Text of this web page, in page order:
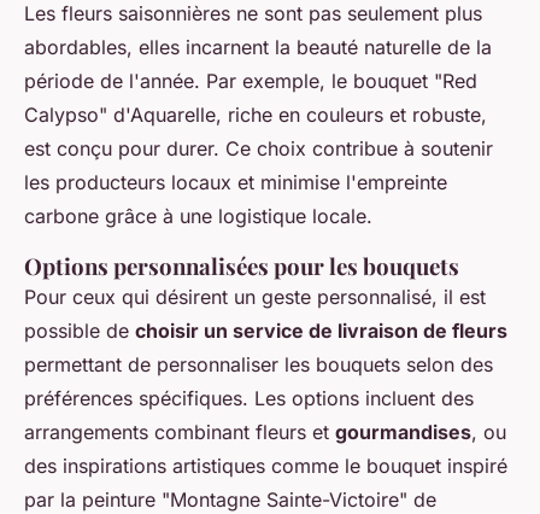
Les fleurs saisonnières ne sont pas seulement plus
abordables, elles incarnent la beauté naturelle de la
période de l'année. Par exemple, le bouquet "Red
Calypso" d'Aquarelle, riche en couleurs et robuste,
est conçu pour durer. Ce choix contribue à soutenir
les producteurs locaux et minimise l'empreinte
carbone grâce à une logistique locale.
Options personnalisées pour les bouquets
Pour ceux qui désirent un geste personnalisé, il est
possible de choisir un service de livraison de fleurs
permettant de personnaliser les bouquets selon des
préférences spécifiques. Les options incluent des
arrangements combinant fleurs et gourmandises, ou
des inspirations artistiques comme le bouquet inspiré
par la peinture "Montagne Sainte-Victoire" de